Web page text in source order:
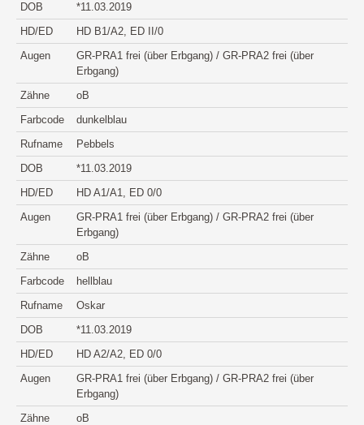
DOB
*11.03.2019
HD/ED
HD B1/A2, ED II/0
Augen
GR-PRA1 frei (über Erbgang) / GR-PRA2 frei (über
Erbgang)
Zähne
oB
Farbcode
dunkelblau
Rufname
Pebbels
DOB
*11.03.2019
HD/ED
HD A1/A1, ED 0/0
Augen
GR-PRA1 frei (über Erbgang) / GR-PRA2 frei (über
Erbgang)
Zähne
oB
Farbcode
hellblau
Rufname
Oskar
DOB
*11.03.2019
HD/ED
HD A2/A2, ED 0/0
Augen
GR-PRA1 frei (über Erbgang) / GR-PRA2 frei (über
Erbgang)
Zähne
oB